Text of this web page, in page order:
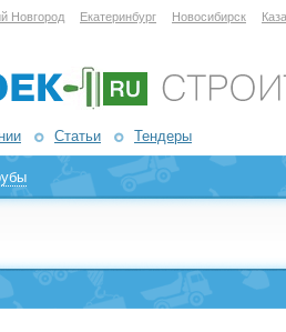
Новгород Екатеринбург Новосибирск
Статьи Тендеры